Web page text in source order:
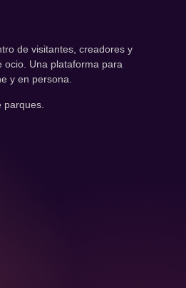
de visitantes, creadores y
ocio. Una plataforma para
y en persona.
parques.